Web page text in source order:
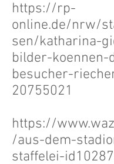
https://rp-
online.de/nrw/
sen/katharina-
bilder-koennen-
besucher-
20755021
https://
/aus-dem-
staffelei-